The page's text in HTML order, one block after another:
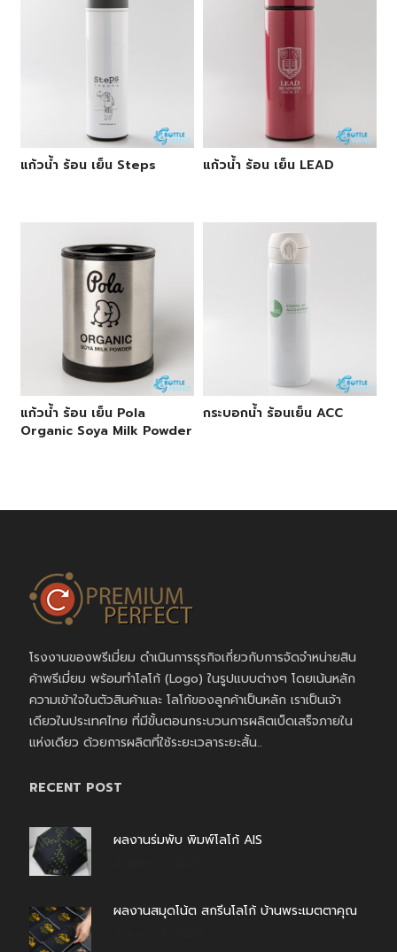
แก้วน้ำ ร้อน เย็น Steps แก้วน้ำ ร้อน เย็น LEAD
แก้วน้ำ ร้อน เย็น Pola
Organic Soya Milk Powder
กระบอกน้ำ ร้อนเย็น ACC
โรงงานของพรีเมี่ยม ดำเนินการธุรกิจเกี่ยวกับการจัดจำหน่ายสิน
ค้าพรีเมี่ยม พร้อมทำโลโก้ (Logo) ในรูปแบบต่างๆ โดยเน้นหลัก
ความเข้าใจในตัวสินค้าและ โลโก้ของลูกค้าเป็นหลัก เราเป็นเจ้า
เดียวในประเทศไทย ที่มีขั้นตอนกระบวนการผลิตเบ็ดเสร็จภายใน
แห่งเดียว ด้วยการผลิตที่ใช้ระยะเวลาระยะสั้น..
RECENT POST
ผลงานร่มพับ พิมพ์โลโก้ AIS
ผลงานสมุดโน้ต สกรีนโลโก้ บ้านพระเมตตาคุณ